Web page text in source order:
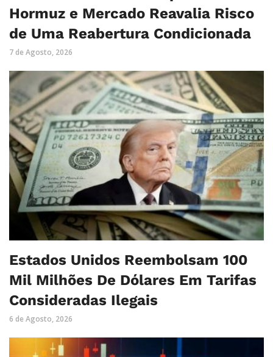
Hormuz e Mercado Reavalia Risco
de Uma Reabertura Condicionada
7 de Agosto, 2026
Estados Unidos Reembolsam 100
Mil Milhões De Dólares Em Tarifas
Consideradas Ilegais
6 de Agosto, 2026